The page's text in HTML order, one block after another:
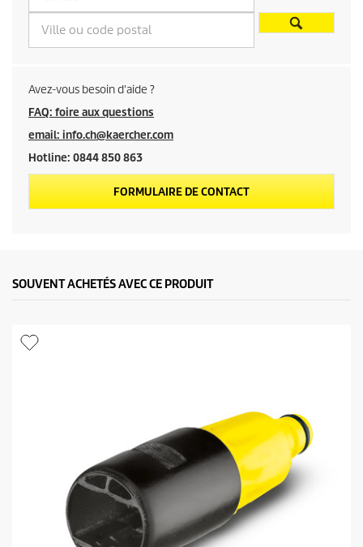
p
r
o
d
u
i
t
Avez-vous besoin d'aide ?
FAQ: foire aux questions
email: info.ch@kaercher.com
Hotline: 0844 850 863
FORMULAIRE DE CONTACT
SOUVENT ACHETÉS AVEC CE PRODUIT